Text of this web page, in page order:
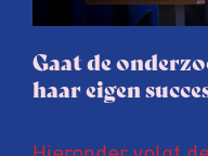
Gaat de
haar eigen